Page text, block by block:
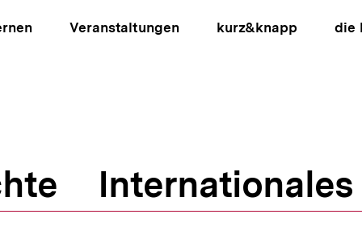
Veranstaltungen kurz&knapp die
Internationales